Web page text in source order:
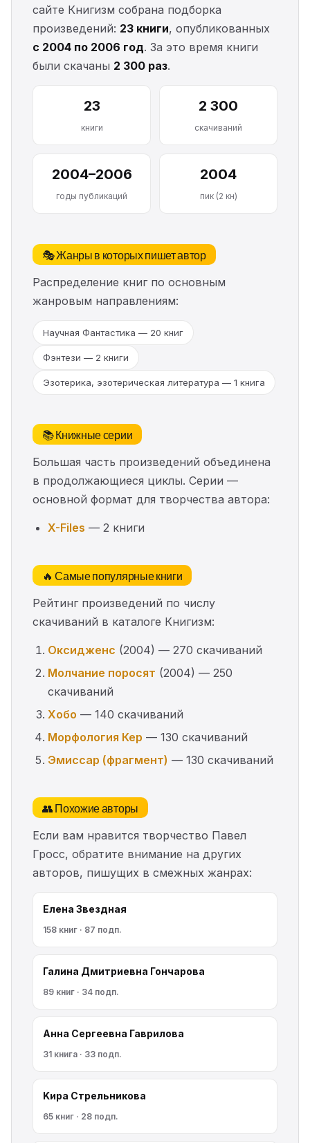
сайте Книгизм собрана подборка
произведений: 23 книги, опубликованных
с 2004 по 2006 год. За это время книги
были скачаны 2 300 раз.
23
книги
2 300
скачиваний
2004–2006
годы публикаций
2004
пик (2 кн)
🎭 Жанры в которых пишет автор
Распределение книг по основным
жанровым направлениям:
Научная Фантастика — 20 книг
Фэнтези — 2 книги
Эзотерика, эзотерическая литература — 1 книга
📚 Книжные серии
Большая часть произведений объединена
в продолжающиеся циклы. Серии —
основной формат для творчества автора:
X-Files — 2 книги
🔥 Самые популярные книги
Рейтинг произведений по числу
скачиваний в каталоге Книгизм:
Оксидженс (2004) — 270 скачиваний
Молчание поросят (2004) — 250
скачиваний
Хобо — 140 скачиваний
Морфология Кер — 130 скачиваний
Эмиссар (фрагмент) — 130 скачиваний
👥 Похожие авторы
Если вам нравится творчество Павел
Гросс, обратите внимание на других
авторов, пишущих в смежных жанрах:
Елена Звездная
158 книг · 87 подп.
Галина Дмитриевна Гончарова
89 книг · 34 подп.
Анна Сергеевна Гаврилова
31 книга · 33 подп.
Kирa Cтрeльникoва
65 книг · 28 подп.